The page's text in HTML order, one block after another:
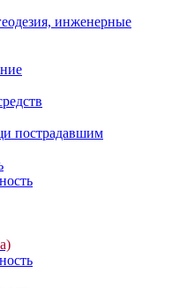
инженерные
пострадавшим